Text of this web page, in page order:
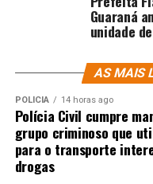
Guaraná
unidade
AS MAIS
POLÍCIA 14 horas ago
Polícia Civil cumpre
grupo criminoso que
para o transporte
drogas